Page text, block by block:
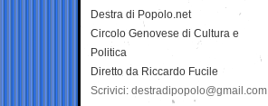
Destra di Popolo.net
Circolo Genovese di Cultura e
Politica
Diretto da Riccardo Fucile
Scrivici: destradipopolo@gmail.com